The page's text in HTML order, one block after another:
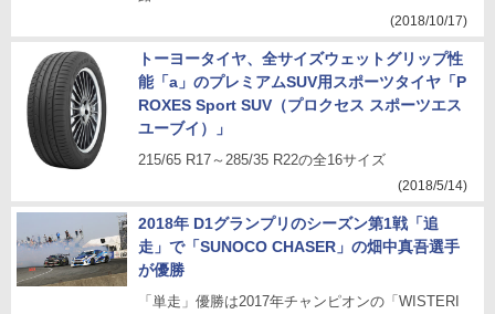
(2018/10/17)
トーヨータイヤ、全サイズウェットグリップ性
能「a」のプレミアムSUV用スポーツタイヤ「P
ROXES Sport SUV（プロクセス スポーツエス
ユーブイ）」
215/65 R17～285/35 R22の全16サイズ
(2018/5/14)
2018年 D1グランプリのシーズン第1戦「追
走」で「SUNOCO CHASER」の畑中真吾選手
が優勝
「単走」優勝は2017年チャンピオンの「WISTERI